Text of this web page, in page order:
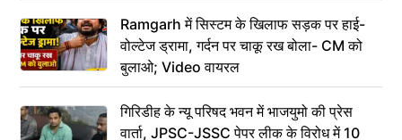
Ramgarh में सिस्टम के खिलाफ सड़क पर हाई-
वोल्टेज ड्रामा, गर्दन पर चाकू रख बोला- CM को
बुलाओ; Video वायरल
गिरिडीह के न्यू परिषद भवन में भाजयुमो की प्रेस
वार्ता, JPSC-JSSC पेपर लीक के विरोध में 10